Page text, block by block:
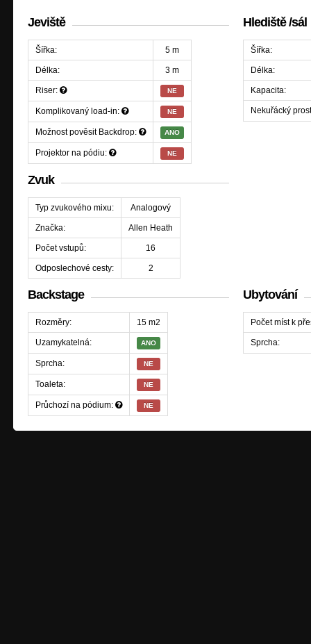
Jeviště
Šířka: 5 m
Délka: 3 m
Riser: NE
Komplikovaný load-in: NE
Možnost pověsit Backdrop: ANO
Projektor na pódiu: NE
Hlediště /sál
Šířka:
Délka:
Kapacita:
Nekuřácký
Zvuk
Typ zvukového mixu: Analogový
Značka: Allen Heath
Počet vstupů: 16
Odposlechové cesty: 2
Backstage
Rozměry: 15 m2
Uzamykatelná: ANO
Sprcha: NE
Toaleta: NE
Průchozí na pódium: NE
Ubytování
Počet míst k
Sprcha: